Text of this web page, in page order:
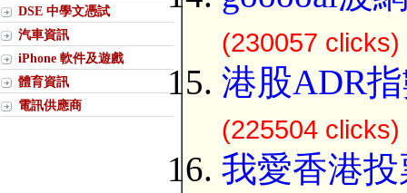
DSE 中學文憑試
汽車資訊
iPhone 軟件及遊戲
體育資訊
電訊供應商
(230057 clicks)
港股ADR
(225504 clicks)
我愛香港